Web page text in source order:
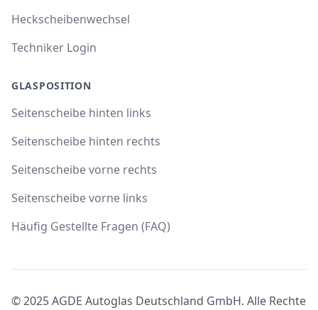
Heckscheibenwechsel
Techniker Login
GLASPOSITION
Seitenscheibe hinten links
Seitenscheibe hinten rechts
Seitenscheibe vorne rechts
Seitenscheibe vorne links
Häufig Gestellte Fragen (FAQ)
© 2025 AGDE Autoglas Deutschland GmbH. Alle Rechte